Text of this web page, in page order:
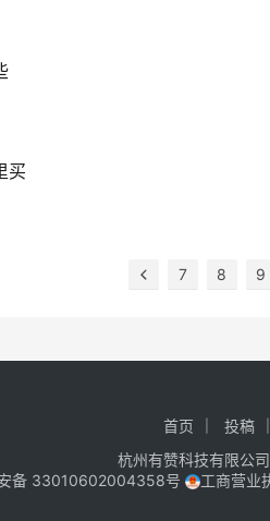
买
7 8 9
首页 投稿
杭州有赞科技有限公
备 33010602004358号
工商营业